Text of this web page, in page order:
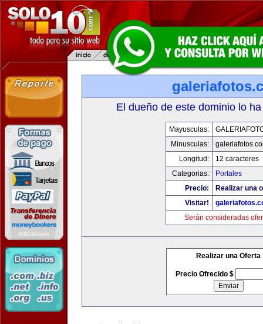
El dueño de este dominio lo
Mayusculas:
Minusculas:
Longitud:
12 caracteres
Categorias:
Portales
Precio:
Realizar una
Visitar!
Serán consideradas
Realizar una Oferta
Precio Ofrecido $